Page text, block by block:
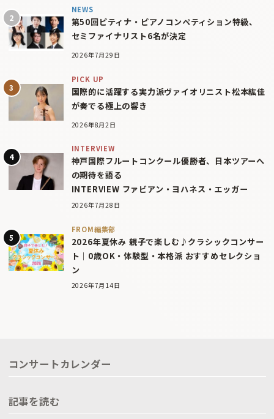
NEWS
第50回ピティナ・ピアノコンペティション特級、
セミファイナリスト6名が決定
2026年7月29日
PICK UP
国際的に活躍する実力派ヴァイオリニスト松本紘佳
が奏でる極上の響き
2026年8月2日
INTERVIEW
神戸国際フルートコンクール優勝者、日本ツアーへ
の期待を語る
INTERVIEW ファビアン・ヨハネス・エッガー
2026年7月28日
FROM編集部
2026年夏休み 親子で楽しむ♪クラシックコンサー
ト｜0歳OK・体験型・本格派 おすすめセレクショ
ン
2026年7月14日
コンサートカレンダー
記事を読む